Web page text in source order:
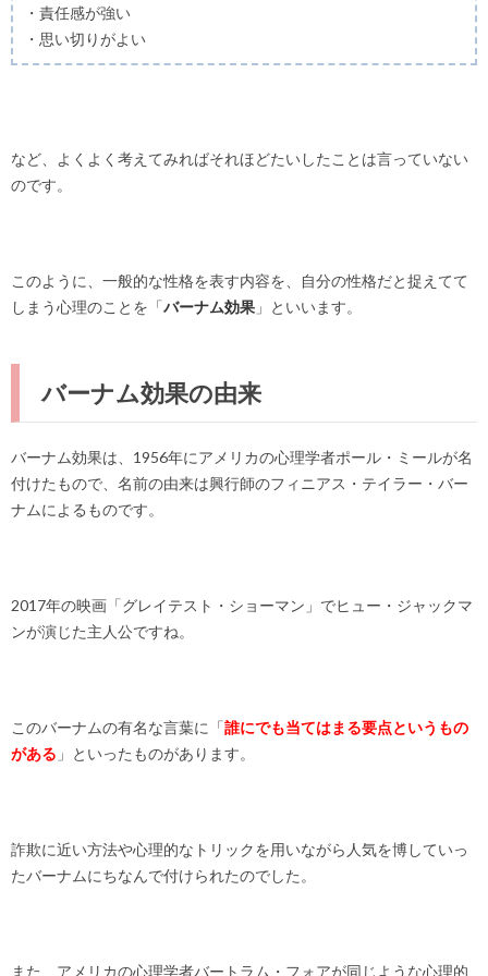
・責任感が強い
・思い切りがよい
など、よくよく考えてみればそれほどたいしたことは言っていない
のです。
このように、一般的な性格を表す内容を、自分の性格だと捉えてて
しまう心理のことを「バーナム効果 」といいます。
バーナム効果の由来
バーナム効果は、1956年にアメリカの心理学者ポール・ミールが名
付けたもので、名前の由来は興行師のフィニアス・テイラー・バー
ナムによるものです。
2017年の映画「グレイテスト・ショーマン」でヒュー・ジャックマ
ンが演じた主人公ですね。
このバーナムの有名な言葉に「誰にでも当てはまる要点というもの
がある 」といったものがあります。
詐欺に近い方法や心理的なトリックを用いながら人気を博していっ
たバーナムにちなんで付けられたのでした。
また、アメリカの心理学者バートラム・フォアが同じような心理的